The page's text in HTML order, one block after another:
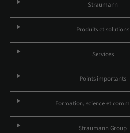
Straumann
Produits et solutions
Services
Points importants
Formation, science et
Straumann Group